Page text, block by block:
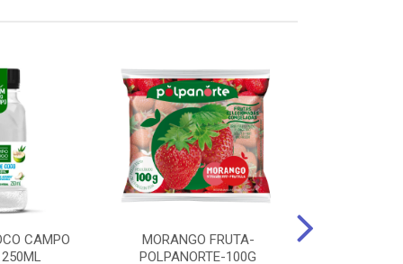
CAMPO
MORANGO FRUTA-
POLPANORTE-100G